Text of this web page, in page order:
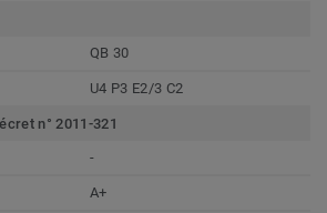
QB 30
U4 P3 E2/3 C2
n° 2011-321
-
A+